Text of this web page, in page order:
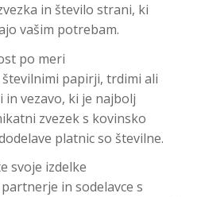
in število strani, ki
vašim potrebam.
po meri
papirji, trdimi ali
vezavo, ki je najbolj
zvezek s kovinsko
platnic so številne.
svoje izdelke
in sodelavce s